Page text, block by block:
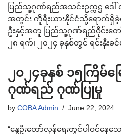
ပြည်သူ့ဂုဏ်ရည်အသင်းဥက္ကဋ္ဌ ဒ
အတွင်း ကိုရီးယားနိုင်ငံသို့ရောက်ရှိခဲ့
ဦးနှင့်အတူ ပြည်သူ့ဂုဏ်ရည်ဝိုင်းတေ
၂၈ ရက်၊ ၂၀၂၄ ခုနှစ်တွင် ရင်းနှီး
၂၀၂၄ခုနှစ် ၁၅ကြိမ်
ဂုဏ်ရည် ဂုဏ်ပြုမှု
by COBA Admin June 22, 2024
“နွေဦးတော်လှန်ရေးတွင်ပါဝင်န